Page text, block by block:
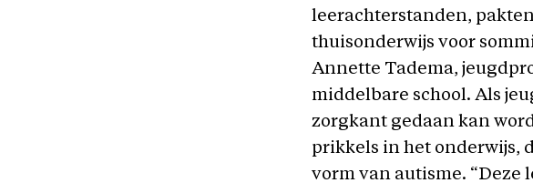
leerachterstanden,
thuisonderwijs voor
Annette Tadema,
middelbare school. Als
zorgkant gedaan kan
prikkels in het onderwijs,
vorm van autisme.